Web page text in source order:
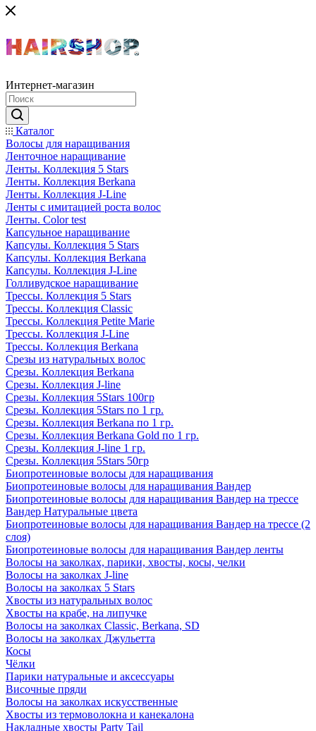
Интернет-магазин
Каталог
Волосы для наращивания
Ленточное наращивание
Ленты. Коллекция 5 Stars
Ленты. Коллекция Berkana
Ленты. Коллекция J-Line
Ленты с имитацией роста волос
Ленты. Color test
Капсульное наращивание
Капсулы. Коллекция 5 Stars
Капсулы. Коллекция Berkana
Капсулы. Коллекция J-Line
Голливудское наращивание
Трессы. Коллекция 5 Stars
Трессы. Коллекция Classic
Трессы. Коллекция Petite Marie
Трессы. Коллекция J-Line
Трессы. Коллекция Berkana
Срезы из натуральных волос
Срезы. Коллекция Berkana
Срезы. Коллекция J-line
Срезы. Коллекция 5Stars 100гр
Срезы. Коллекция 5Stars по 1 гр.
Срезы. Коллекция Berkana по 1 гр.
Срезы. Коллекция Berkana Gold по 1 гр.
Срезы. Коллекция J-line 1 гр.
Срезы. Коллекция 5Stars 50гр
Биопротеиновые волосы для наращивания
Биопротеиновые волосы для наращивания Вандер
Биопротеиновые волосы для наращивания Вандер на трессе
Вандер Натуральные цвета
Биопротеиновые волосы для наращивания Вандер на трессе (2
слоя)
Биопротеиновые волосы для наращивания Вандер ленты
Волосы на заколках, парики, хвосты, косы, челки
Волосы на заколках J-line
Волосы на заколках 5 Stars
Хвосты из натуральных волос
Хвосты на крабе, на липучке
Волосы на заколках Classic, Berkana, SD
Волосы на заколках Джульетта
Косы
Чёлки
Парики натуральные и аксессуары
Височные пряди
Волосы на заколках искусственные
Хвосты из термоволокна и канекалона
Накладные хвосты Party Tail